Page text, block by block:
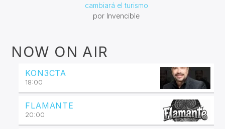
cambiará el turismo
por Invencible
NOW ON AIR
KON3CTA
18:00
FLAMANTE
20:00